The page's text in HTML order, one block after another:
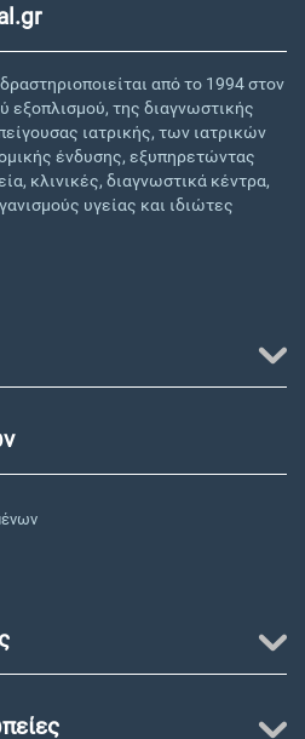
δραστηριοποιείται από το 1994 στον
εξοπλισμού, της διαγνωστικής
ιατρικής, των ιατρικών
ένδυσης, εξυπηρετώντας
κλινικές, διαγνωστικά κέντρα,
υγείας και ιδιώτες